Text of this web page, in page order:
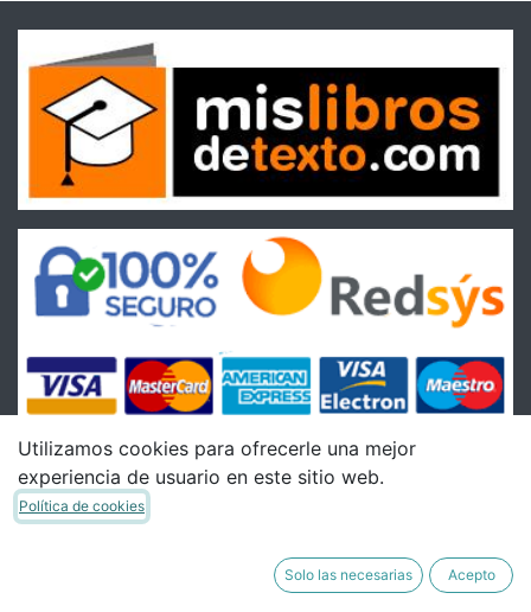
Condiciones
Utilizamos cookies para ofrecerle una mejor
experiencia de usuario en este sitio web.
Política de cookies
Solo las necesarias Acepto